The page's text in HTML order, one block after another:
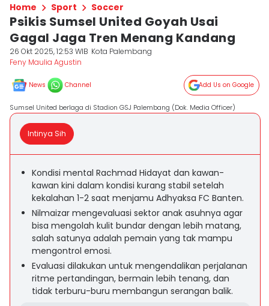
Home Sport Soccer
Psikis Sumsel United Goyah Usai
Gagal Jaga Tren Menang Kandang
26 Okt 2025, 12:53 WIB Kota Palembang
Feny Maulia Agustin
News Channel Add Us on Google
Sumsel United berlaga di Stadion GSJ Palembang (Dok. Media Officer)
Intinya Sih
Kondisi mental Rachmad Hidayat dan kawan-
kawan kini dalam kondisi kurang stabil setelah
kekalahan 1-2 saat menjamu Adhyaksa FC Banten.
Nilmaizar mengevaluasi sektor anak asuhnya agar
bisa mengolah kulit bundar dengan lebih matang,
salah satunya adalah pemain yang tak mampu
mengontrol emosi.
Evaluasi dilakukan untuk mengendalikan perjalanan
ritme pertandingan, bermain lebih tenang, dan
tidak terburu-buru membangun serangan balik.